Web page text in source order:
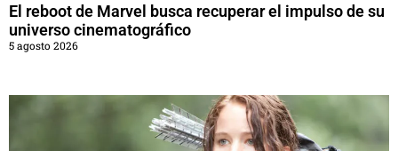
El reboot de Marvel busca recuperar el impulso de su
universo cinematográfico
5 agosto 2026